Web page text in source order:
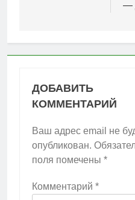
—
ДОБАВИТЬ
КОММЕНТАРИЙ
Ваш адрес email не
опубликован.
поля помечены *
Комментарий *